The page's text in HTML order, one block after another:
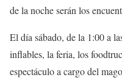
de la noche serán los
El día sábado, de la 1:00 a
inflables, la feria, los
espectáculo a cargo del